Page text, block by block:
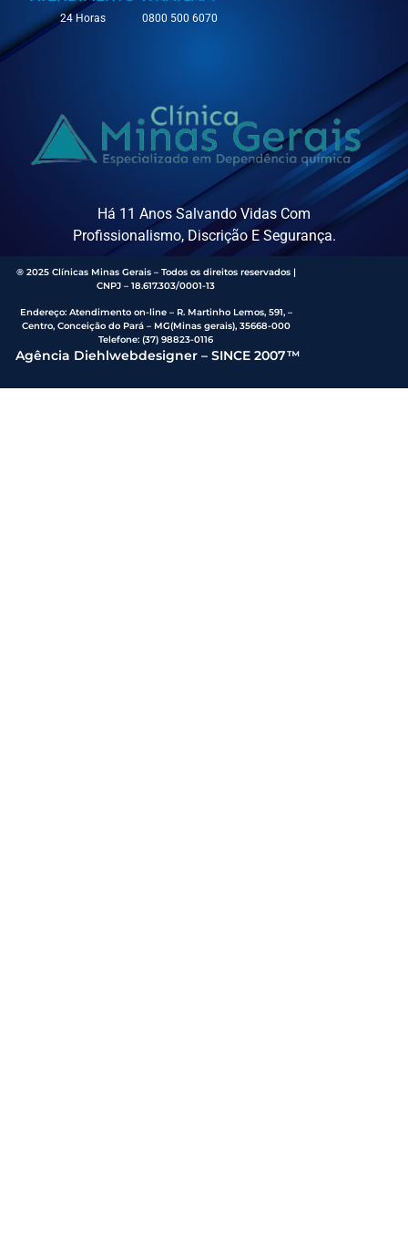
24 Horas 0800 500 6070
Há 11 Anos Salvando Vidas Com
Profissionalismo, Discrição E Segurança.
® 2025 Clínicas Minas Gerais – Todos os direitos reservados |
CNPJ – 18.617.303/0001-13
Endereço: Atendimento on-line – R. Martinho Lemos, 591, –
Centro, Conceição do Pará – MG(Minas gerais), 35668-000
Telefone:(37) 98823-0116
Agência Diehlwebdesigner – SINCE 2007™